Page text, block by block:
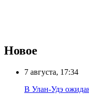
Новое
7 августа, 17:34
В Улан-Удэ